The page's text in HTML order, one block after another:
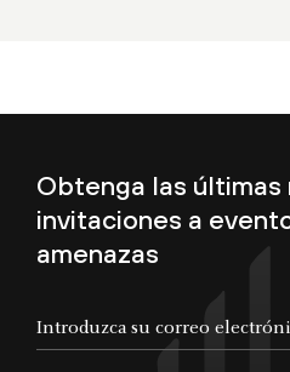
Obtenga las últimas
invitaciones a
amenazas